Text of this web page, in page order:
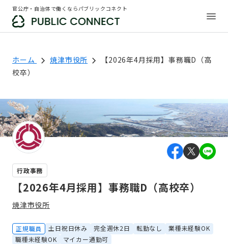
官公庁・自治体で働くならパブリックコネクト
ホーム 焼津市役所
【2026年4月採用】事務職D（高
校卒）
行政事務
【2026年4月採用】事務職D（高校卒）
焼津市役所
正規職員 土日祝日休み 完全週休2日 転勤なし
業種未経験OK
職種未経験OK
マイカー通勤可